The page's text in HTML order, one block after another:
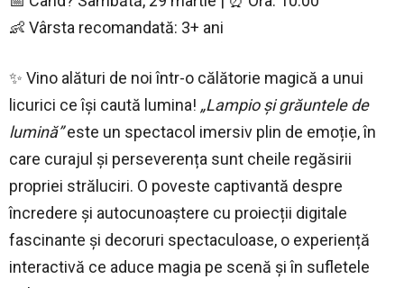
👶 Vârsta recomandată: 3+ ani
✨ Vino alături de noi într-o călătorie magică a unui
licurici ce își caută lumina! „Lampio și grăuntele de
lumină”este un spectacol imersiv plin de emoție, în
care curajul și perseverența sunt cheile regăsirii
propriei străluciri. O poveste captivantă despre
încredere și autocunoaștere cu proiecții digitale
fascinante și decoruri spectaculoase, o experiență
interactivă ce aduce magia pe scenă și în sufletele